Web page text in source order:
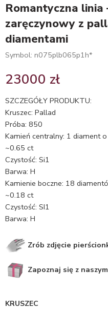
Romantyczna linia
zaręczynowy z
diamentami
Symbol: n075plb065p1h*
23000 zł
SZCZEGÓŁY PRODUKTU:
Kruszec: Pallad
Próba: 850
Kamień centralny: 1 diament
~0.65 ct
Czystość: Si1
Barwa: H
Kamienie boczne: 18
~0.18 ct
Czystość: SI1
Barwa: H
Zrób zdjęcie
Zapoznaj się z
KRUSZEC